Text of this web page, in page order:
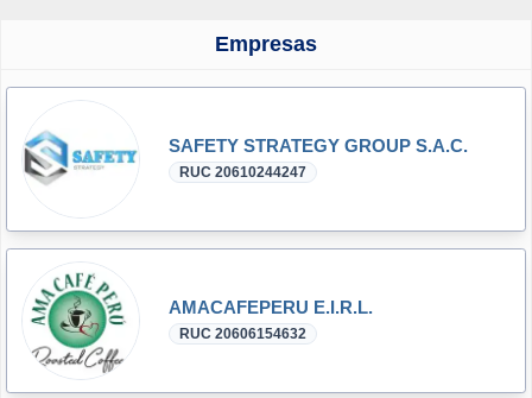
Empresas
SAFETY STRATEGY GROUP S.A.C.
RUC 20610244247
AMACAFEPERU E.I.R.L.
RUC 20606154632